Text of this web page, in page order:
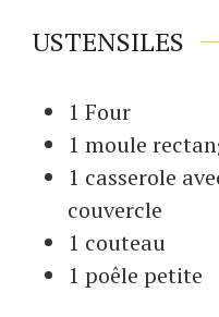
USTENSILES
1 Four
1 moule
1 casserole
couvercle
1 couteau
1 poêle petite